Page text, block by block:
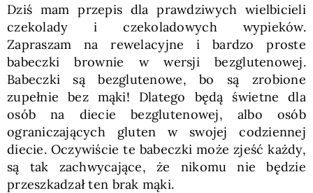
Dziś mam przepis dla prawdziwych wielbicieli
czekolady i czekoladowych wypieków.
Zapraszam na rewelacyjne i bardzo proste
babeczki brownie w wersji bezglutenowej.
Babeczki są bezglutenowe, bo są zrobione
zupełnie bez mąki! Dlatego będą świetne dla
osób na diecie bezglutenowej, albo osób
ograniczających gluten w swojej codziennej
diecie. Oczywiście te babeczki może zjeść każdy,
są tak zachwycające, że nikomu nie będzie
przeszkadzał ten brak mąki.